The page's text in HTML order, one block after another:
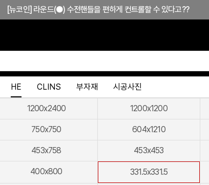
[뉴코인청소건] 허리 굽히지 마세요! 변기 뒤로 숨기지도 마세요!
[신상품] 숨겨진 접합선 (Seamless) '피아또 수건걸이'
[신상품] 300mm 미니멀 스퀘어 '피아또 슬라이드바'
[뉴코인] 라운드(●) 수전핸들을 편하게 컨트롤할 수 있다고??
HE CLINS 부자재 시공사진
1200x2400 1200x1200
750x750 604x1210
453x758 453x453
400x800 331.5x331.5